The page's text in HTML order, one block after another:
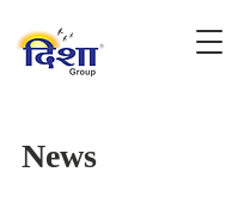
News